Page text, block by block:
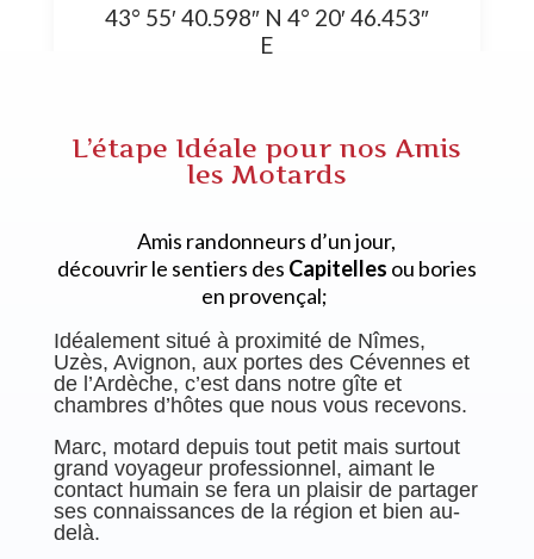
43° 55′ 40.598″ N 4° 20′ 46.453″
E
L’étape Idéale pour nos Amis
les Motards
Amis randonneurs d’un jour,
découvrir le sentiers des Capitelles ou bories
en provençal;
Idéalement situé à proximité de Nîmes,
Uzès, Avignon, aux portes des Cévennes et
de l’Ardèche, c’est dans notre gîte et
chambres d’hôtes que nous vous recevons.
Marc, motard depuis tout petit mais surtout
grand voyageur professionnel, aimant le
contact humain se fera un plaisir de partager
ses connaissances de la région et bien au-
delà.